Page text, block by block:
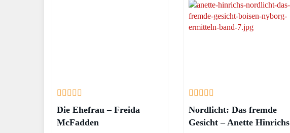
Die Ehefrau – Freida
McFadden
Nordlicht: Das fremde
Gesicht – Anette Hinrichs